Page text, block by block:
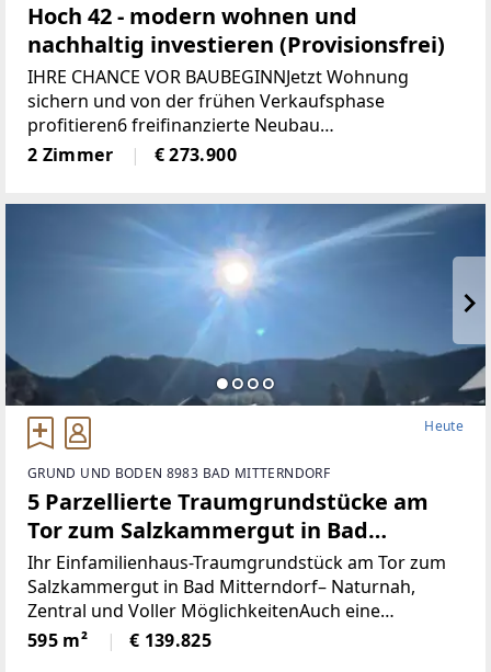
Hoch 42 - modern wohnen und
nachhaltig investieren (Provisionsfrei)
IHRE CHANCE VOR BAUBEGINNJetzt Wohnung
sichern und von der frühen Verkaufsphase
profitieren6 freifinanzierte Neubau
EigentumswohnungenWohnungsgrößen von ca. 50
m² bis 68 m²Alle Wohnungen sind entweder mit
2 Zimmer € 273.900
Heute
GRUND UND BODEN 8983 BAD MITTERNDORF
5 Parzellierte Traumgrundstücke am
Tor zum Salzkammergut in Bad
Mitterndorf - naturnah, zentral und
voller Möglichkeiten (Provisionsfrei)
Ihr Einfamilienhaus-Traumgrundstück am Tor zum
Salzkammergut in Bad Mitterndorf– Naturnah,
Zentral und Voller MöglichkeitenAuch eine
touristische Vermietung ist nach Absprache mit der
Gemeinde möglich.Die Loipe und Therme
595 m² € 139.825